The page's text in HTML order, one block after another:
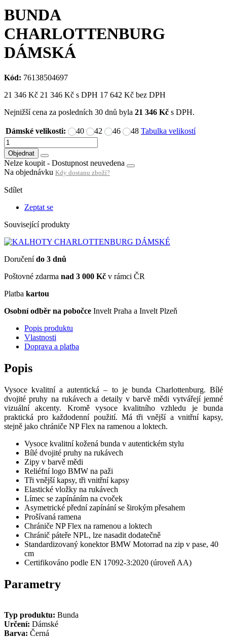
BUNDA
CHARLOTTENBURG
DÁMSKÁ
Kód: 76138504697
21 346 Kč 21 346 Kč s DPH 17 642 Kč bez DPH
Nejnižší cena za posledních 30 dnů byla 21 346 Kč s DPH.
Dámské velikosti: 40 42 46 48 Tabulka velikostí
Objednat
Nelze koupit - Dostupnost neuvedena
Na objednávku Kdy dostanu zboží?
Sdílet
Zeptat se
Související produkty
Doručenído 3 dnů
Poštovné zdarma nad 3 000 Kč v rámci ČR
Platba kartou
Osobní odběr na pobočce Invelt Praha a Invelt Plzeň
Popis produktu
Vlastnosti
Doprava a platba
Popis
Vysoce kvalitní a autentická – to je bunda Charlottenburg. Bílé
dvojité pruhy na rukávech a detaily v barvě mědi vytvářejí jemné
vizuální akcenty. Kromě vysoce kvalitního vzhledu je bunda
praktická pro každodenní použití. Má tři vnější a vnitřní kapsy,
stejně jako chrániče NP Flex na ramenou a loktech.
Vysoce kvalitní kožená bunda v autentickém stylu
Bílé dvojité pruhy na rukávech
Zipy v barvě mědi
Reliéfní logo BMW na paži
Tři vnější kapsy, tři vnitřní kapsy
Elastické vložky na rukávech
Límec se zapínáním na cvoček
Asymetrické přední zapínání se širokým přesahem
Prošívaná ramena
Chrániče NP Flex na ramenou a loktech
Chránič páteře NPL, lze nasadit dodatečně
Standardizovaný konektor BMW Motorrad na zip v pase, 40
cm
Certifikováno podle EN 17092-3:2020 (úroveň AA)
Parametry
Typ produktu: Bunda
Určení: Dámské
Barva: Černá